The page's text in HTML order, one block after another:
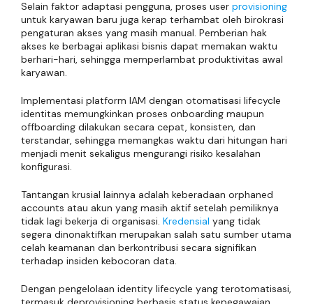
Selain faktor adaptasi pengguna, proses user provisioning
untuk karyawan baru juga kerap terhambat oleh birokrasi
pengaturan akses yang masih manual. Pemberian hak
akses ke berbagai aplikasi bisnis dapat memakan waktu
berhari-hari, sehingga memperlambat produktivitas awal
karyawan.
Implementasi platform IAM dengan otomatisasi lifecycle
identitas memungkinkan proses onboarding maupun
offboarding dilakukan secara cepat, konsisten, dan
terstandar, sehingga memangkas waktu dari hitungan hari
menjadi menit sekaligus mengurangi risiko kesalahan
konfigurasi.
Tantangan krusial lainnya adalah keberadaan orphaned
accounts atau akun yang masih aktif setelah pemiliknya
tidak lagi bekerja di organisasi. Kredensial yang tidak
segera dinonaktifkan merupakan salah satu sumber utama
celah keamanan dan berkontribusi secara signifikan
terhadap insiden kebocoran data.
Dengan pengelolaan identity lifecycle yang terotomatisasi,